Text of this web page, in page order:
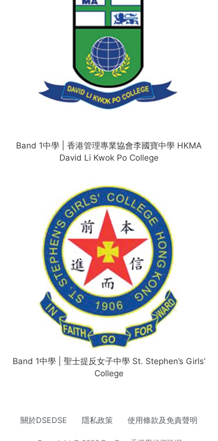
Band 1中學 | 香港管理專業協會李國寶中學 HKMA
David Li Kwok Po College
Band 1中學 | 聖士提反女子中學 St. Stephen’s Girls’
College
關於DSEDSE 隱私政策 使用條款及免責聲明